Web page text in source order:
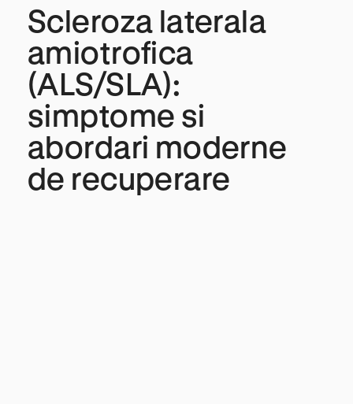
Scleroza laterala
amiotrofica
(ALS/SLA):
simptome si
abordari moderne
de recuperare